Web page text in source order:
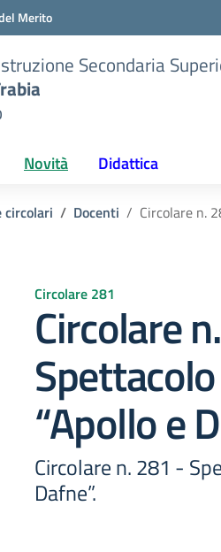
Merito
Secondaria
Novità Didattica
circolari Docenti Circolare n.
Circolare 281
Circolare
“Apollo e
Circolare n. 281 -
Dafne”.